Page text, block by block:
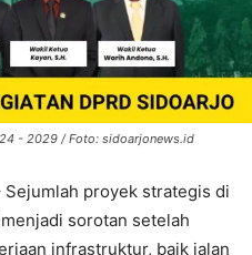
- 2029 / Foto: sidoarjonews.id
Sejumlah proyek strategis di
sorotan setelah
infrastruktur, baik jalan